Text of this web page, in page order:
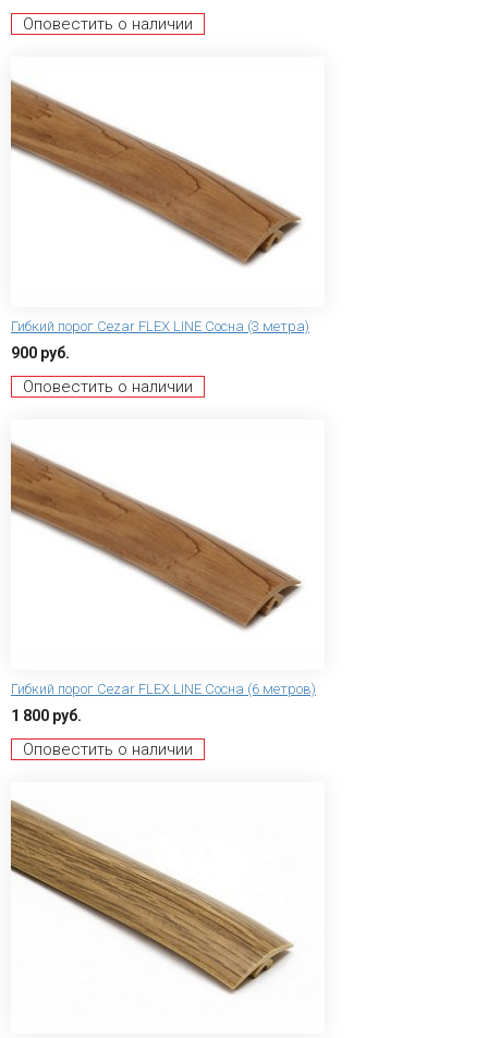
Оповестить о наличии
Гибкий порог Сezar FLEX LINE Сосна (3 метра)
900 руб.
Оповестить о наличии
Гибкий порог Сezar FLEX LINE Сосна (6 метров)
1 800 руб.
Оповестить о наличии